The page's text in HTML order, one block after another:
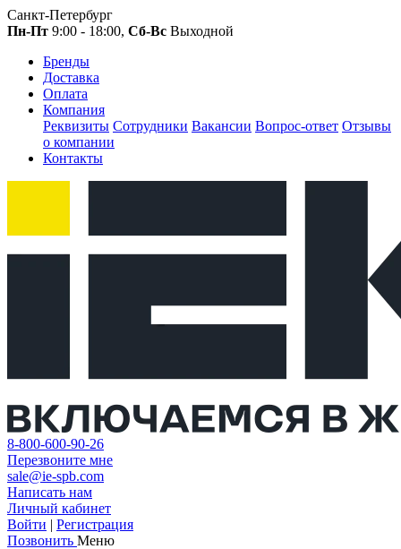
Санкт-Петербург
Пн-Пт 9:00 - 18:00, Сб-Вс Выходной
Бренды
Доставка
Оплата
Компания
Реквизиты Сотрудники Вакансии Вопрос-ответ Отзывы
о компании
Контакты
8-800-600-90-26
Перезвоните мне
sale@ie-spb.com
Написать нам
Личный кабинет
Войти | Регистрация
Позвонить Меню